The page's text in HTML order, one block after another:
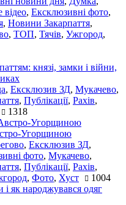
, Ексклюзивні фото,
, Новини Закарпаття,
, ТОП, Тячів, Ужгород,
князі, замки і війни,
, Ексклюзив ЗД, Мукачево,
, Публікації, Рахів,
1318
Угорщиною
, Ексклюзив ЗД,
фото, Мукачево,
, Публікації, Рахів,
, Фото, Хуст 1004